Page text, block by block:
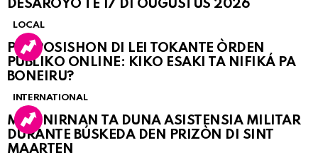
DESAROYO TE 17 DI OUGÙSTUS 2026
LOCAL
PROPOSISHON DI LEI TOKANTE ÒRDEN
PÚBLIKO ONLINE: KIKO ESAKI TA NIFIKÁ PA
BONEIRU?
INTERNATIONAL
MARINIRNAN TA DUNA ASISTENSIA MILITAR
DURANTE BÚSKEDA DEN PRIZÒN DI SINT
MAARTEN